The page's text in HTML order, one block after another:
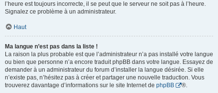
l’heure est toujours incorrecte, il se peut que le serveur ne soit pas à l’heure.
Signalez ce problème à un administrateur.
Haut
Ma langue n’est pas dans la liste !
La raison la plus probable est que l’administrateur n’a pas installé votre langue
ou bien que personne n’a encore traduit phpBB dans votre langue. Essayez de
demander à un administrateur du forum d’installer la langue désirée. Si elle
n’existe pas, n’hésitez pas à créer et partager une nouvelle traduction. Vous
trouverez davantage d’informations sur le site Internet de phpBB ®.